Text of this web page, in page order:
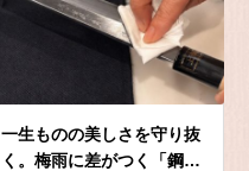
一生ものの美しさを守り抜
く。梅雨に差がつく「鋼…